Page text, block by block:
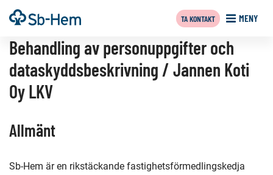
Till
innehållet
Framsida MENY
TA KONTAKT
Behandling av personuppgifter och
dataskyddsbeskrivning / Jannen Koti
Oy LKV
Allmänt
Sb-Hem är en rikstäckande fastighetsförmedlingskedja